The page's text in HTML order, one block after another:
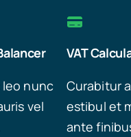
nunc
vel
VAT
Curabitur
estibul et
ante